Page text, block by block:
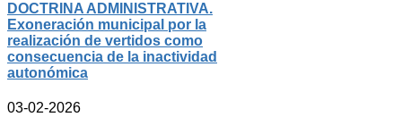
DOCTRINA ADMINISTRATIVA.
Exoneración municipal por la
realización de vertidos como
consecuencia de la inactividad
autonómica
03-02-2026